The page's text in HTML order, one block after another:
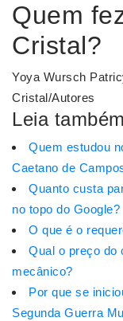
Quem
Cristal?
Yoya Wursch
Cristal/Autores
Leia também
Quem estudou
Caetano de
Quanto custa
no topo do Google?
O que é o
Qual o preço do
mecânico?
Por que se
Segunda Guerra